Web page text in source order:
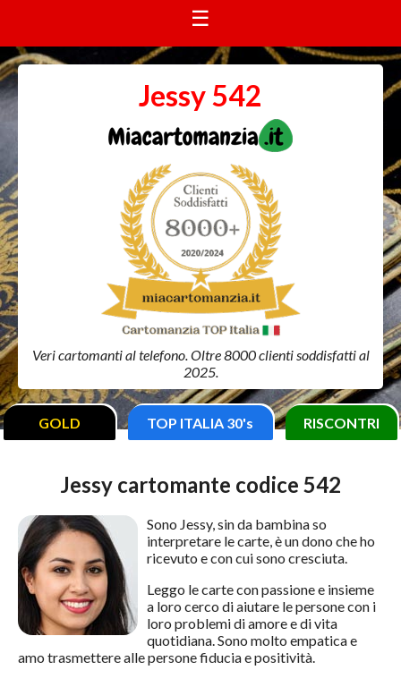
☰
Jessy 542
Veri cartomanti al telefono. Oltre 8000 clienti soddisfatti al
2025.
GOLD TOP ITALIA 30's RISCONTRI
Jessy cartomante codice 542
Sono Jessy, sin da bambina so
interpretare le carte, è un dono che ho
ricevuto e con cui sono cresciuta.
Leggo le carte con passione e insieme
a loro cerco di aiutare le persone con i
loro problemi di amore e di vita
quotidiana. Sono molto empatica e
amo trasmettere alle persone fiducia e positività.